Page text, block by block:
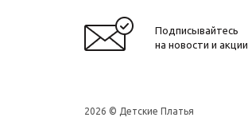
Подписывайтесь
на новости и акции
2026 © Детские Платья